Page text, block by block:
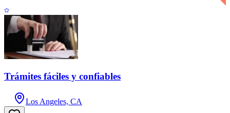
Trámites fáciles y confiables
Los Angeles, CA